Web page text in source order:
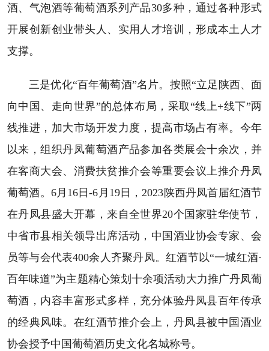
酒、气泡酒等葡萄酒系列产品30多种，通过各种形式
开展创新创业带头人、实用人才培训，形成本土人才
支撑。
三是优化“百年葡萄酒”名片。按照“立足陕西、面
向中国、走向世界”的总体布局，采取“线上+线下”两
线推进，加大市场开发力度，提高市场占有率。今年
以来，组织丹凤葡萄酒产品参加各类展会十余次，并
在客商大会、消费扶贫推介会等重要会议上推介丹凤
葡萄酒。6月16日-6月19日，2023陕西丹凤首届红酒节
在丹凤县盛大开幕，来自全世界20个国家驻华使节，
中省市县相关领导出席活动，中国酒业协会专家、会
员等与会代表400余人齐聚丹凤。红酒节以“一城红酒·
百年味道”为主题精心策划十余项活动大力推广丹凤葡
萄酒，内容丰富形式多样，充分体验丹凤县百年传承
的经典风味。在红酒节推介会上，丹凤县被中国酒业
协会授予中国葡萄酒历史文化名城称号。